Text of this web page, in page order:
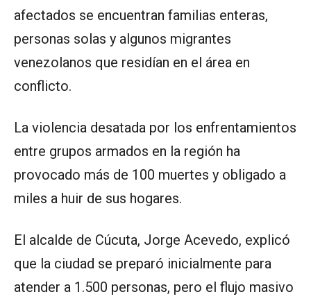
afectados se encuentran familias enteras,
personas solas y algunos migrantes
venezolanos que residían en el área en
conflicto.
La violencia desatada por los enfrentamientos
entre grupos armados en la región ha
provocado más de 100 muertes y obligado a
miles a huir de sus hogares.
El alcalde de Cúcuta, Jorge Acevedo, explicó
que la ciudad se preparó inicialmente para
atender a 1.500 personas, pero el flujo masivo